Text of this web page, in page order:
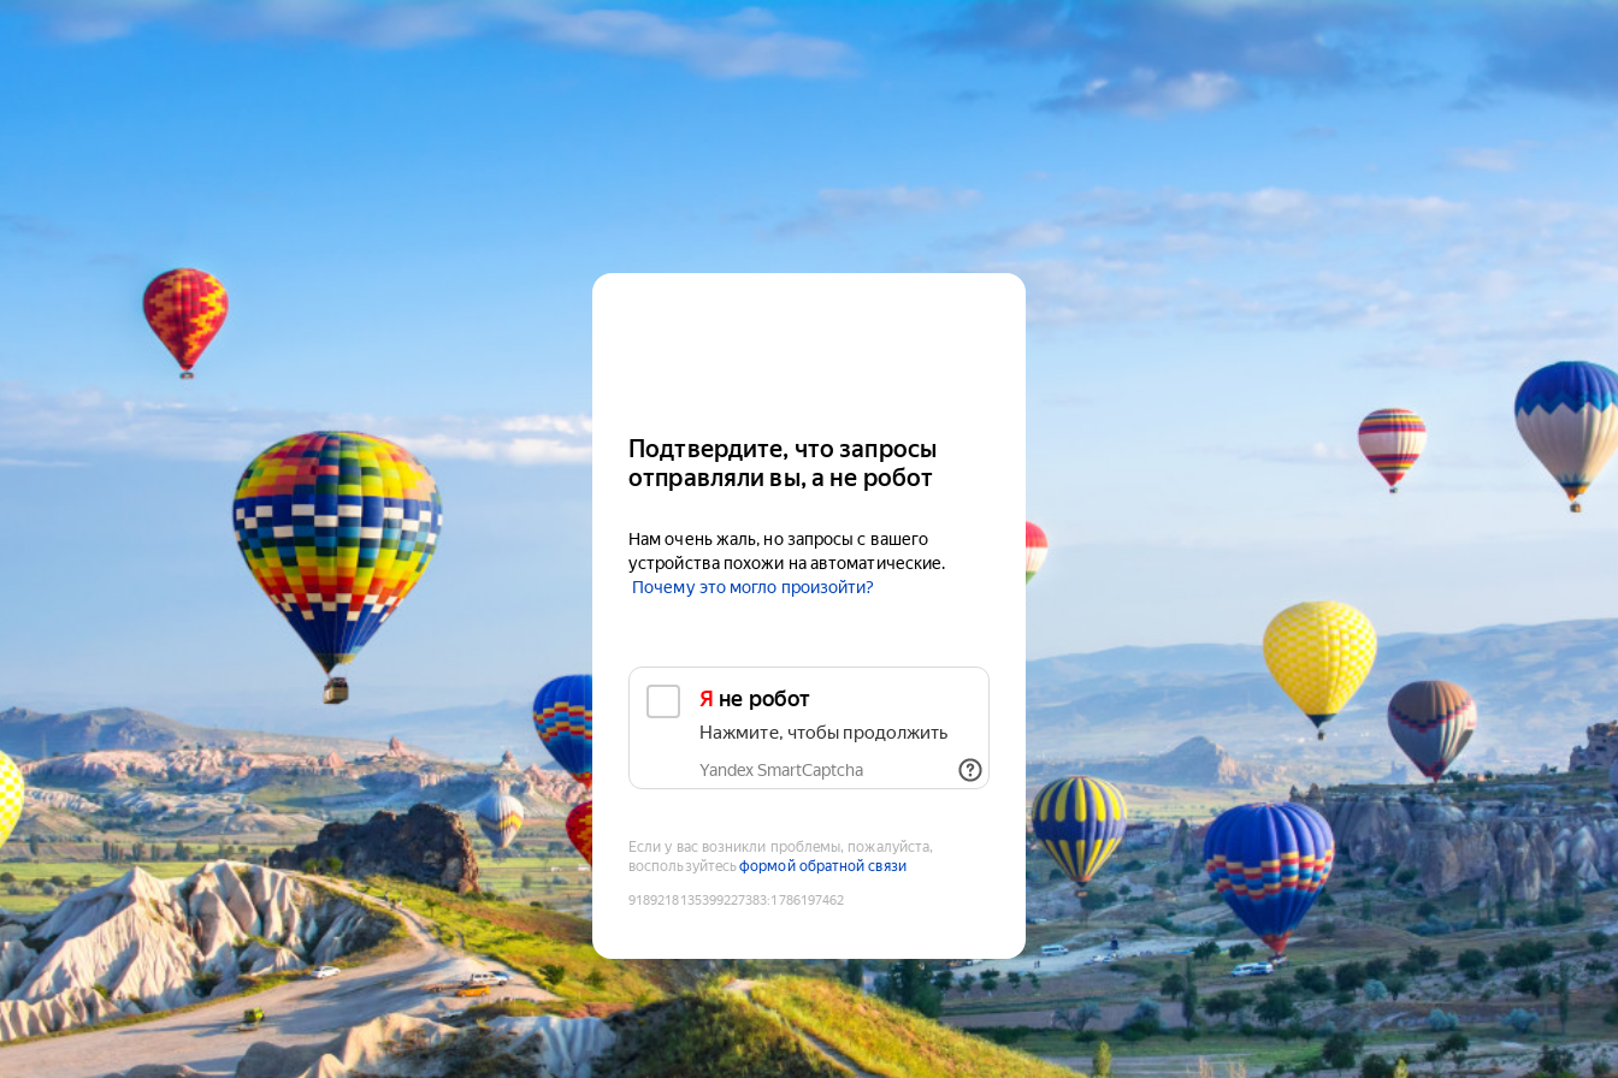
Подтвердите, что запросы
отправляли вы, а не робот
Нам очень жаль, но запросы с вашего
устройства похожи на автоматические.
Почему это могло произойти?
Я не робот
Нажмите, чтобы продолжить
Yandex SmartCaptcha
Если у вас возникли проблемы, пожалуйста,
воспользуйтесьформой обратной связи
9189218135399227383:1786197462